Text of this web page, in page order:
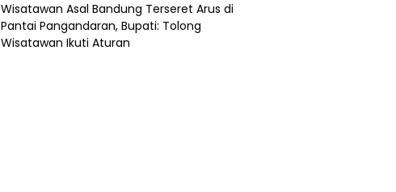
Wisatawan Asal Bandung Terseret Arus di
Pantai Pangandaran, Bupati: Tolong
Wisatawan Ikuti Aturan